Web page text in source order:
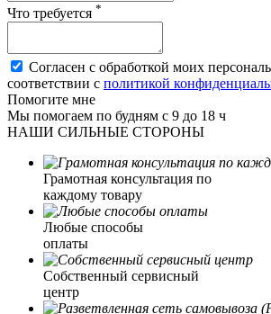
Что требуется *
Согласен с обработкой моих
соответствии с политикой
Помогите мне
Мы помогаем по будням с 9 до 18 ч
НАШИ СИЛЬНЫЕ СТОРОНЫ
Грамотная консультация по
каждому товару
Любые способы
оплаты
Собственный сервисный
центр